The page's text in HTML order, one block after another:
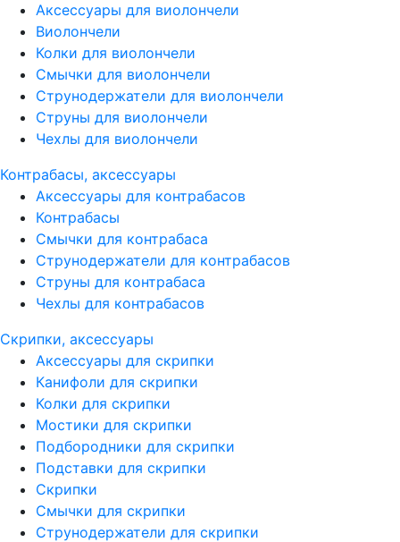
Аксессуары для виолончели
Виолончели
Колки для виолончели
Смычки для виолончели
Струнодержатели для виолончели
Струны для виолончели
Чехлы для виолончели
Контрабасы, аксессуары
Аксессуары для контрабасов
Контрабасы
Смычки для контрабаса
Струнодержатели для контрабасов
Струны для контрабаса
Чехлы для контрабасов
Скрипки, аксессуары
Аксессуары для скрипки
Канифоли для скрипки
Колки для скрипки
Мостики для скрипки
Подбородники для скрипки
Подставки для скрипки
Скрипки
Смычки для скрипки
Струнодержатели для скрипки